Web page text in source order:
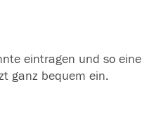
eintragen und so eine
ganz bequem ein.